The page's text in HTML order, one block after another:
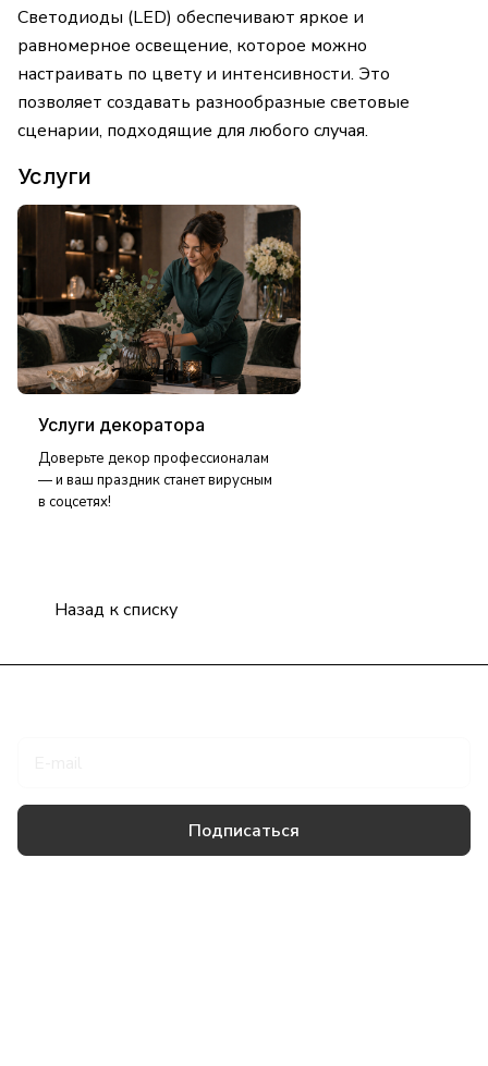
Светодиоды (LED) обеспечивают яркое и
равномерное освещение, которое можно
настраивать по цвету и интенсивности. Это
позволяет создавать разнообразные световые
сценарии, подходящие для любого случая.
Услуги
Услуги декоратора
Доверьте декор профессионалам
— и ваш праздник станет вирусным
в соцсетях!
Назад к списку
Подписаться